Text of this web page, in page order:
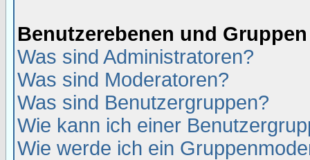
Benutzerebenen und Gruppen
Was sind Administratoren?
Was sind Moderatoren?
Was sind Benutzergruppen?
Wie kann ich einer
Wie werde ich ein